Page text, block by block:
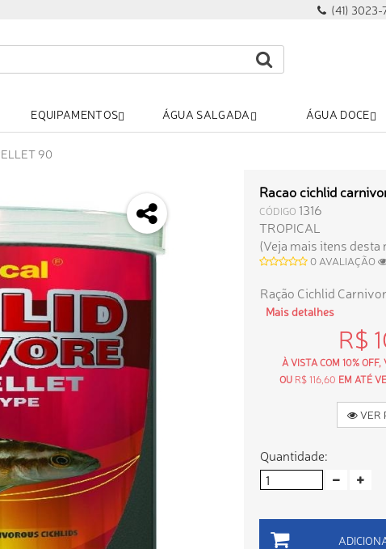
(41)
EQUIPAMENTOS ÁGUA SALGADA ÁGUA DOCE
90
Racao cichlid
CÓDIGO 1316
TROPICAL
(Veja mais itens desta
0 AVALIAÇÃO
Ração Cichlid
Mais detalhes
R$
À VISTA COM 10%
OU R$ 116,60 EM ATÉ
VER
Quantidade: